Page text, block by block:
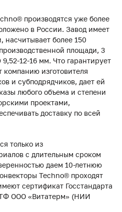
производятся уже более
в России. Завод имеет
насчитывает более 150
площади, 3
12-16 мм. Что гарантирует
компанию изготовителя
и субподрядчиков, дает ей
любого объема и степени
проектами,
доставку по всей
только из
с длительным сроком
даем 10-летнюю
Techno® проходят
сертификат Госстандарта
ООО «Витатерм» (НИИ